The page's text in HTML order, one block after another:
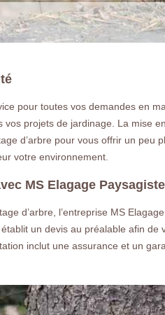
LA
gratuit et
Nos
pour toutes vos demandes en
projets de jardinage. La mise
d’arbre pour vous offrir un
votre environnement.
MS Elagage Paysagiste
d’arbre, l’entreprise MS
un devis au préalable afin
inclut une assurance et un